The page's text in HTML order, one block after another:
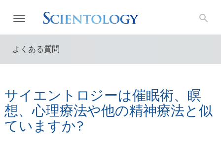
よくある質問
サイエントロジーは催眠術、瞑
想、心理療法や他の精神療法と似
ていますか?